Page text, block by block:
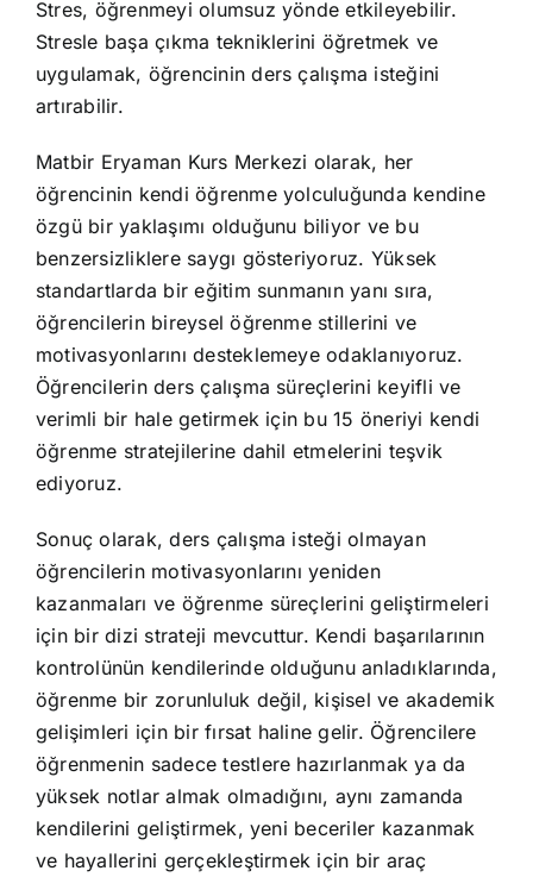
Stres, öğrenmeyi olumsuz yönde etkileyebilir.
Stresle başa çıkma tekniklerini öğretmek ve
uygulamak, öğrencinin ders çalışma isteğini
artırabilir.
Matbir Eryaman Kurs Merkezi olarak, her
öğrencinin kendi öğrenme yolculuğunda kendine
özgü bir yaklaşımı olduğunu biliyor ve bu
benzersizliklere saygı gösteriyoruz. Yüksek
standartlarda bir eğitim sunmanın yanı sıra,
öğrencilerin bireysel öğrenme stillerini ve
motivasyonlarını desteklemeye odaklanıyoruz.
Öğrencilerin ders çalışma süreçlerini keyifli ve
verimli bir hale getirmek için bu 15 öneriyi kendi
öğrenme stratejilerine dahil etmelerini teşvik
ediyoruz.
Sonuç olarak, ders çalışma isteği olmayan
öğrencilerin motivasyonlarını yeniden
kazanmaları ve öğrenme süreçlerini geliştirmeleri
için bir dizi strateji mevcuttur. Kendi başarılarının
kontrolünün kendilerinde olduğunu anladıklarında,
öğrenme bir zorunluluk değil, kişisel ve akademik
gelişimleri için bir fırsat haline gelir. Öğrencilere
öğrenmenin sadece testlere hazırlanmak ya da
yüksek notlar almak olmadığını, aynı zamanda
kendilerini geliştirmek, yeni beceriler kazanmak
ve hayallerini gerçekleştirmek için bir araç